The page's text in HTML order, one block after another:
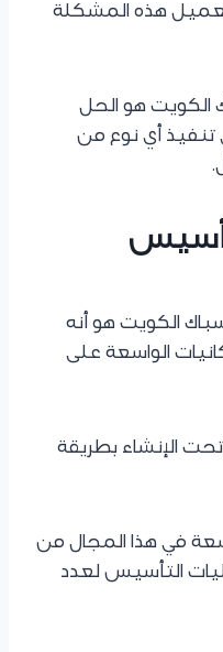
هذه المشكلة
الكويت هو الحل
أي نوع من
الكويت هو أنه
الواسعة على
الإنشاء بطريقة
في هذا المجال من
التأسيس لعدد